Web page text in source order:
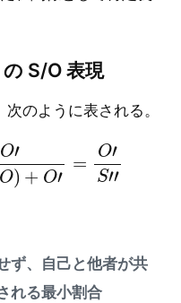
S/O 表現
のように表される。
O)+
ず、自己と他者が共
れる最小割合